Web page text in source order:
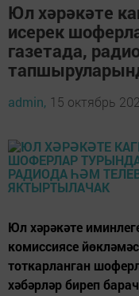
Юл хәрәкәте
исерек
газетада,
admin, 15 октябрь
Юл хәрәкәте
комиссиясе
тоткарланган
хәбәрләр биреп